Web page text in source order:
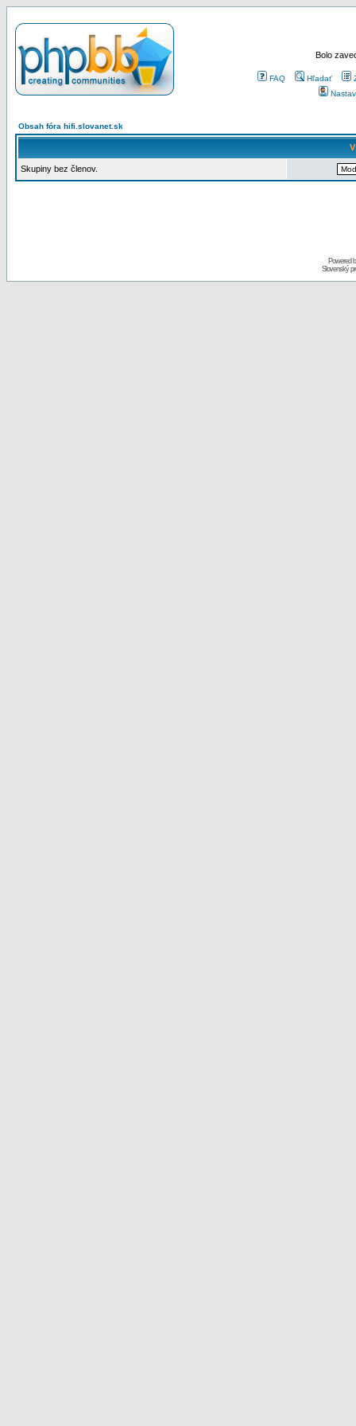
Bolo
FAQ Hľadať
Obsah fóra hifi.slovanet.sk
Skupiny bez členov.
Powered
Slovenský